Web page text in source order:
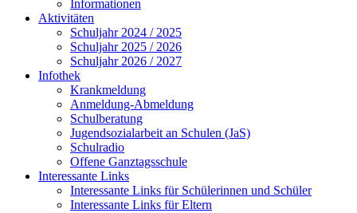
Informationen
Aktivitäten
Schuljahr 2024 / 2025
Schuljahr 2025 / 2026
Schuljahr 2026 / 2027
Infothek
Krankmeldung
Anmeldung-Abmeldung
Schulberatung
Jugendsozialarbeit an Schulen (JaS)
Schulradio
Offene Ganztagsschule
Interessante Links
Interessante Links für Schülerinnen und Schüler
Interessante Links für Eltern